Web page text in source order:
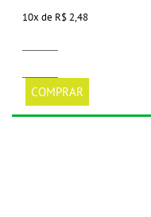
10x de R$ 2,48
COMPRAR